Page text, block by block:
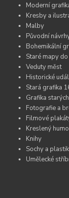
Moderní
Kresby a
Malby
Původní
Bohemikální
Staré mapy
Veduty měst
Historické
Stará grafika
Grafika
Fotografie a
Filmové
Kreslený
Knihy
Sochy a
Umělecké